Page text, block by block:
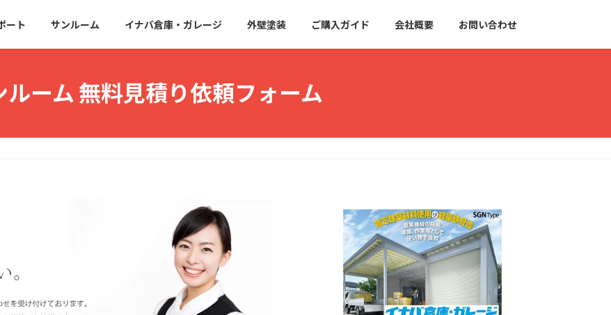
ート サンルーム イナバ倉庫・ガレージ 外壁塗装 ご購入ガイド 会社概要 お問い合わせ
ルーム 無料見積り依頼フォーム